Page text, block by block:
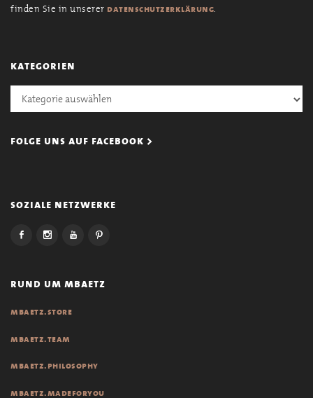
finden Sie in unserer datenschutzerklärung.
kategorien
Kategorien
folge uns auf facebook >
soziale netzwerke
rund um mbaetz
mbaetz.store
mbaetz.team
mbaetz.philosophy
mbaetz.madeforyou